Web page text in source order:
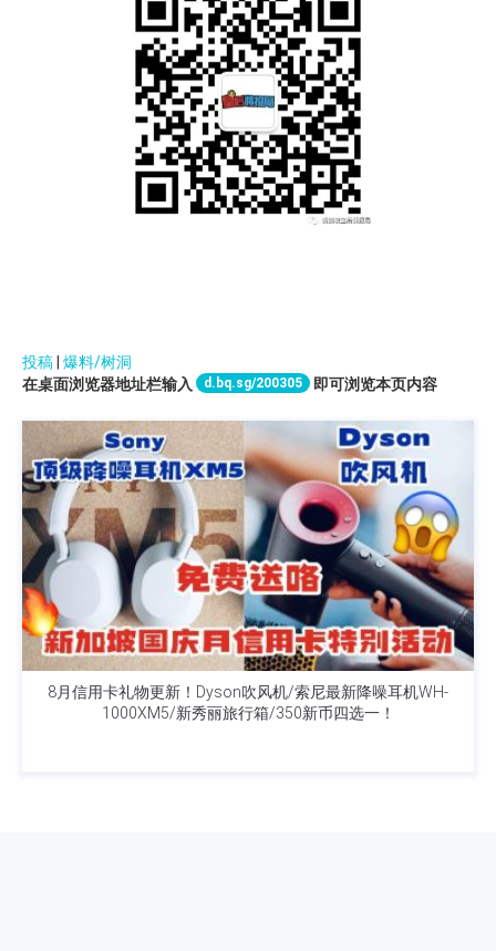
投稿| 爆料/树洞
在桌面浏览器地址栏输入
d.bq.sg/200305 即可浏览本页内容
8月信用卡礼物更新！Dyson吹风机/索尼最新降噪耳机WH-
1000XM5/新秀丽旅行箱/350新币四选一！